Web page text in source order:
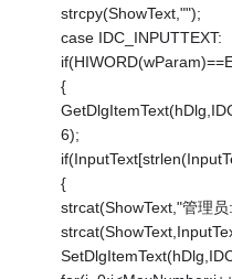
strcpy(ShowText,"");
case IDC_INPUTTEXT:
{
6);
{
strcat(ShowText,"管理